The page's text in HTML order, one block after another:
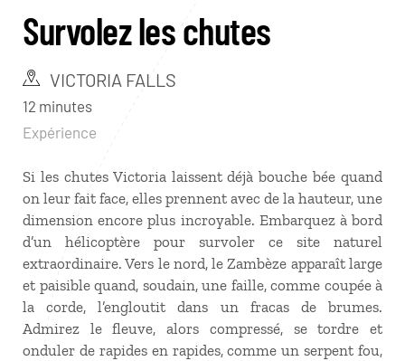
Survolez les chutes
VICTORIA FALLS
12 minutes
Expérience
Si les chutes Victoria laissent déjà bouche bée quand
on leur fait face, elles prennent avec de la hauteur, une
dimension encore plus incroyable. Embarquez à bord
d’un hélicoptère pour survoler ce site naturel
extraordinaire. Vers le nord, le Zambèze apparaît large
et paisible quand, soudain, une faille, comme coupée à
la corde, l’engloutit dans un fracas de brumes.
Admirez le fleuve, alors compressé, se tordre et
onduler de rapides en rapides, comme un serpent fou,